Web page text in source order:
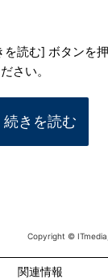
読む] ボタンを
さい。
続きを読む
Copyright ©
関連情報